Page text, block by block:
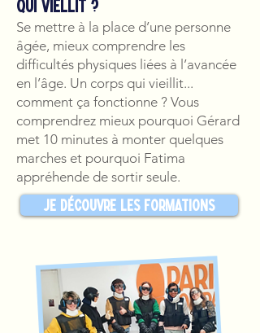
qui viellit ?
Se mettre à la place d’une personne
âgée, mieux comprendre les
difficultés physiques liées à l’avancée
en l’âge. Un corps qui vieillit...
comment ça fonctionne ? Vous
comprendrez mieux pourquoi Gérard
met 10 minutes à monter quelques
marches et pourquoi Fatima
appréhende de sortir seule.
Je découvre les formations